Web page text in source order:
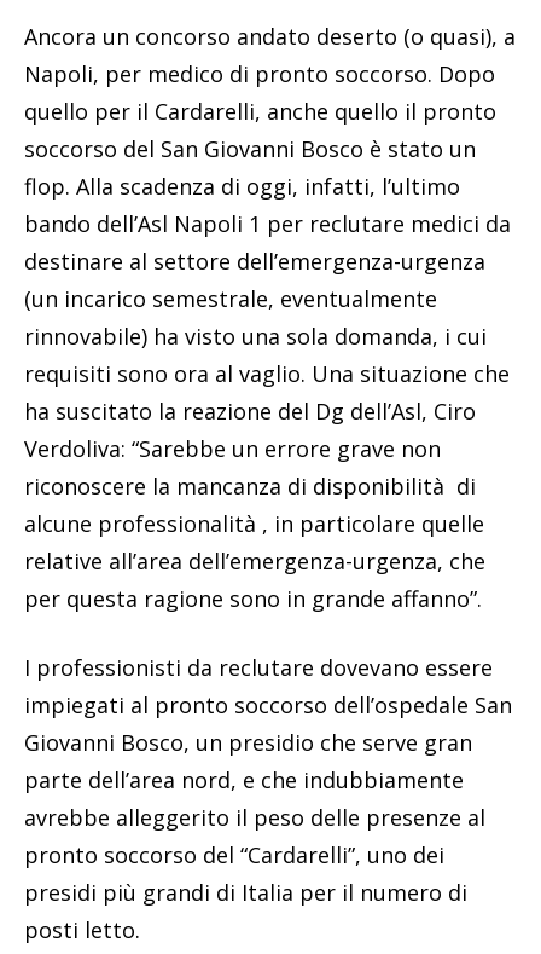
Ancora un concorso andato deserto (o quasi), a
Napoli, per medico di pronto soccorso. Dopo
quello per il Cardarelli, anche quello il pronto
soccorso del San Giovanni Bosco è stato un
flop. Alla scadenza di oggi, infatti, l’ultimo
bando dell’Asl Napoli 1 per reclutare medici da
destinare al settore dell’emergenza-urgenza
(un incarico semestrale, eventualmente
rinnovabile) ha visto una sola domanda, i cui
requisiti sono ora al vaglio. Una situazione che
ha suscitato la reazione del Dg dell’Asl, Ciro
Verdoliva: “Sarebbe un errore grave non
riconoscere la mancanza di disponibilità di
alcune professionalità , in particolare quelle
relative all’area dell’emergenza-urgenza, che
per questa ragione sono in grande affanno”.
I professionisti da reclutare dovevano essere
impiegati al pronto soccorso dell’ospedale San
Giovanni Bosco, un presidio che serve gran
parte dell’area nord, e che indubbiamente
avrebbe alleggerito il peso delle presenze al
pronto soccorso del “Cardarelli”, uno dei
presidi più grandi di Italia per il numero di
posti letto.